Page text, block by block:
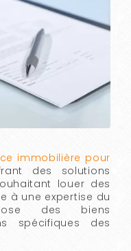
immobilière pour
des solutions
louer des
à une expertise du
des biens
spécifiques des